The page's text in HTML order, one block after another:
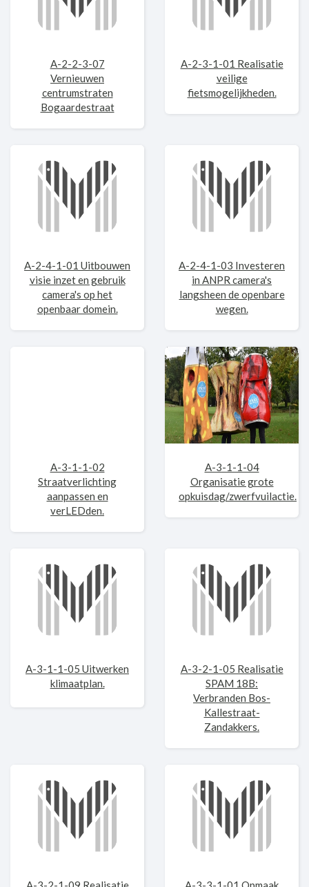
A-2-2-3-07
Vernieuwen
centrumstraten
Bogaardestraat
A-2-3-1-01 Realisatie
veilige
fietsmogelijkheden.
A-2-4-1-01 Uitbouwen
visie inzet en gebruik
camera's op het
openbaar domein.
A-2-4-1-03 Investeren
in ANPR camera's
langsheen de openbare
wegen.
A-3-1-1-02
Straatverlichting
aanpassen en
verLEDden.
A-3-1-1-04
Organisatie grote
opkuisdag/zwerfvuilactie.
A-3-1-1-05 Uitwerken
klimaatplan.
A-3-2-1-05 Realisatie
SPAM 18B:
Verbranden Bos-
Kallestraat-
Zandakkers.